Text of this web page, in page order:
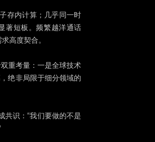
存内计算；几乎同一时
著短板。频繁越洋通话
高度契合。
重考量：一是全球技术
绝非局限于细分领域的
共识：“我们要做的不是